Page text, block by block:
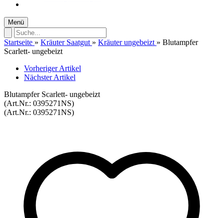
Menü
Startseite » Kräuter Saatgut » Kräuter ungebeizt » Blutampfer
Scarlett- ungebeizt
Vorheriger Artikel
Nächster Artikel
Blutampfer Scarlett- ungebeizt
(Art.Nr.: 0395271NS)
(Art.Nr.: 0395271NS)